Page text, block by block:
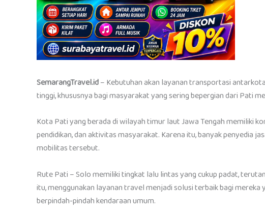
SemarangTravel.id– Kebutuhan akan layanan transportasi
tinggi, khususnya bagi masyarakat yang sering bepergian dari Pati
Kota Pati yang berada di wilayah timur laut Jawa Tengah memiliki
pendidikan, dan aktivitas masyarakat. Karena itu, banyak penyedia
mobilitas tersebut.
Rute Pati – Solo memiliki tingkat lalu lintas yang cukup padat,
itu, menggunakan layanan travel menjadi solusi terbaik bagi
berpindah-pindah kendaraan umum.